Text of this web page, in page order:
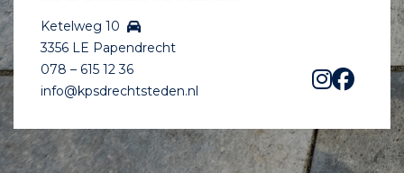
Ketelweg 10
3356 LE Papendrecht
078 – 615 12 36
info@kpsdrechtsteden.nl